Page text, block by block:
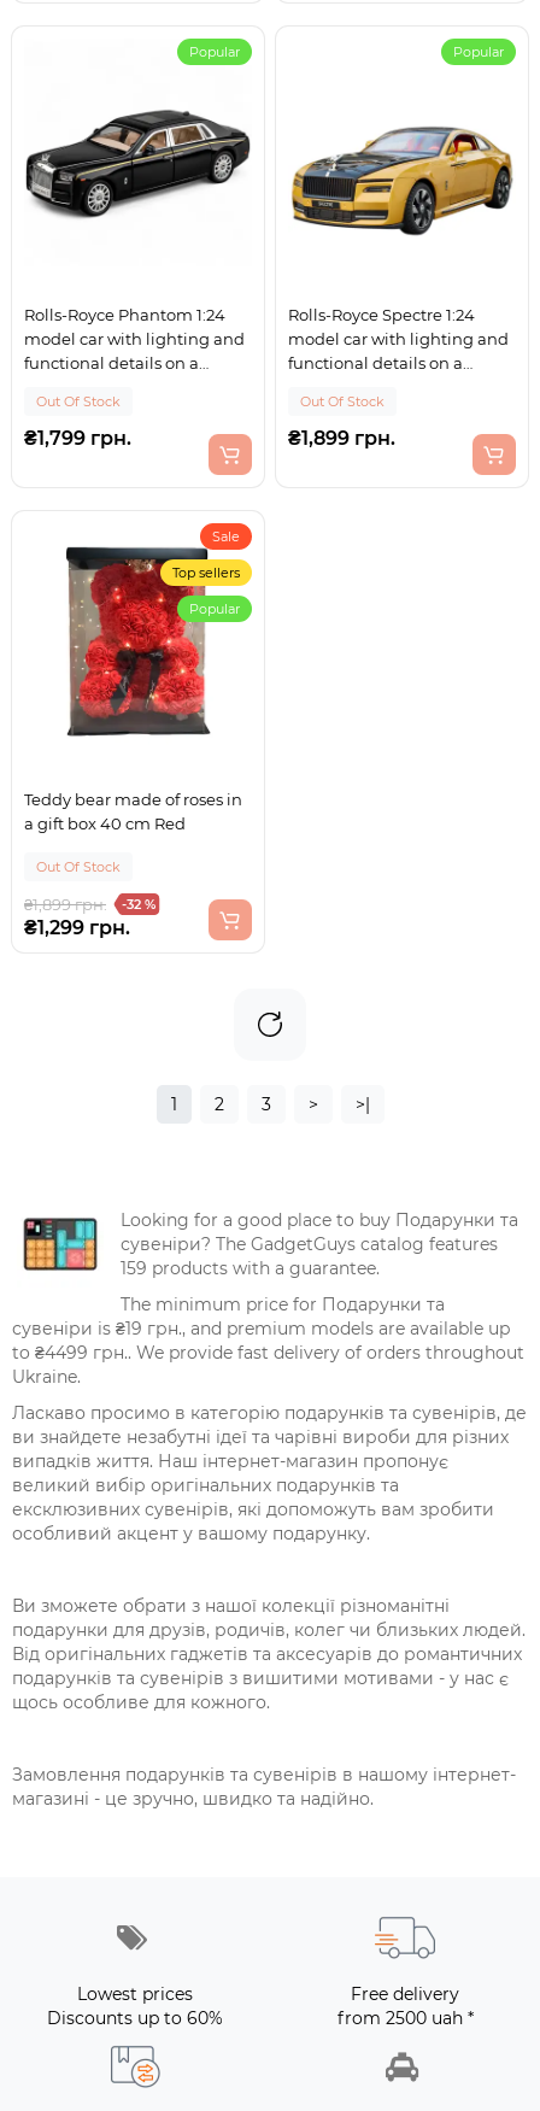
Popular
Rolls-Royce Phantom 1:24
model car with lighting and
functional details on a
Out Of Stock
₴1,799 грн.
Popular
Rolls-Royce Spectre 1:24
model car with lighting and
functional details on a
Out Of Stock
₴1,899 грн.
Sale
Top sellers
Popular
Teddy bear made of roses in
a gift box 40 cm Red
Out Of Stock
₴1,899 грн. -32 %
₴1,299 грн.
1 2 3 > >|
Looking for a good place to buy Подарунки та
сувеніри? The GadgetGuys catalog features
159 products with a guarantee.
The minimum price for Подарунки та
сувеніри is ₴19 грн., and premium models are available up
to ₴4499 грн.. We provide fast delivery of orders throughout
Ukraine.
Ласкаво просимо в категорію подарунків та сувенірів, де
ви знайдете незабутні ідеї та чарівні вироби для різних
випадків життя. Наш інтернет-магазин пропонує
великий вибір оригінальних подарунків та
ексклюзивних сувенірів, які допоможуть вам зробити
особливий акцент у вашому подарунку.
Ви зможете обрати з нашої колекції різноманітні
подарунки для друзів, родичів, колег чи близьких людей.
Від оригінальних гаджетів та аксесуарів до романтичних
подарунків та сувенірів з вишитими мотивами - у нас є
щось особливе для кожного.
Замовлення подарунків та сувенірів в нашому інтернет-
магазині - це зручно, швидко та надійно.
Lowest prices
Discounts up to 60%
Free delivery
from 2500 uah *